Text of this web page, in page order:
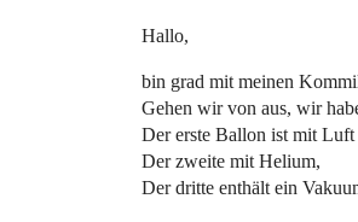
Hallo,
bin grad mit meinen
Gehen wir von aus, wir
Der erste Ballon ist mit
Der zweite mit Helium,
Der dritte enthält ein